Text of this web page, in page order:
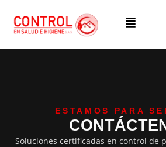
ESTAMOS PARA
Soluciones certificadas en control de